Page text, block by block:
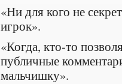
«Ни для кого не
игрок».
«Когда, кто-то
публичные
мальчишку».